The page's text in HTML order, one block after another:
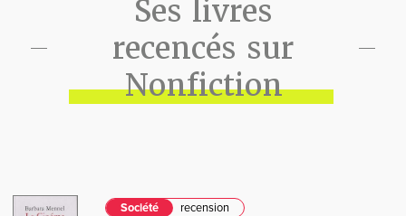
Ses livres
recencés sur
Nonfiction
Société recension